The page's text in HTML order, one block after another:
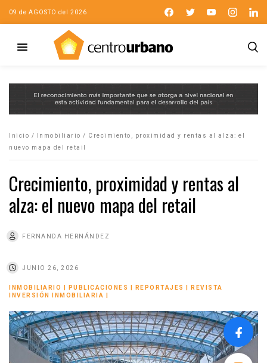
09 de AGOSTO del 2026
Inicio / Inmobiliario / Crecimiento, proximidad y rentas al alza: el
nuevo mapa del retail
Crecimiento, proximidad y rentas al
alza: el nuevo mapa del retail
FERNANDA HERNÁNDEZ
JUNIO 26, 2026
INMOBILIARIO PUBLICACIONES REPORTAJES
REVISTA
INVERSIÓN INMOBILIARIA